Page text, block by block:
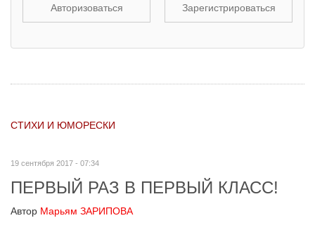
Авторизоваться Зарегистрироваться
СТИХИ И ЮМОРЕСКИ
19 сентября 2017 - 07:34
ПЕРВЫЙ РАЗ В ПЕРВЫЙ КЛАСС!
Автор Марьям ЗАРИПОВА